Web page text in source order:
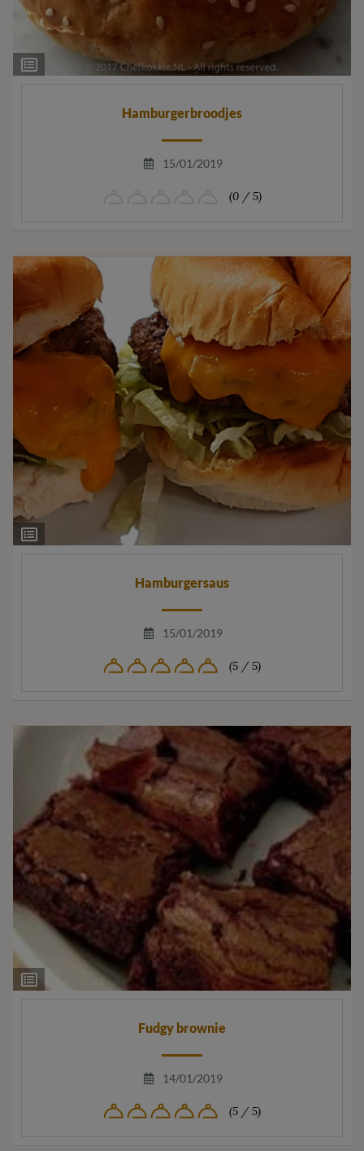
Ingrediëntenlijst
Hamburgerbroodjes
15/01/2019
(0 / 5)
Ingrediëntenlijst
Hamburgersaus
15/01/2019
(5 / 5)
Ingrediëntenlijst
Fudgy brownie
14/01/2019
(5 / 5)